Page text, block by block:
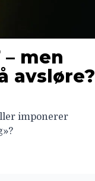
men
avsløre?
imponerer